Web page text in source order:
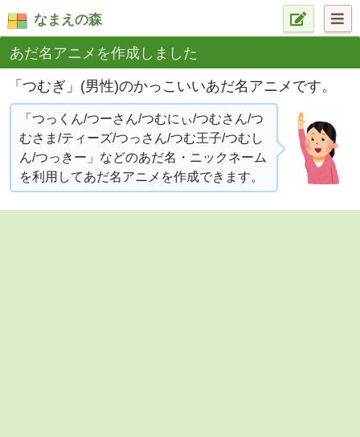
なまえの森
あだ名アニメを作成しました
「つむぎ」(男性)のかっこいいあだ名アニメです。
「つっくん/つーさん/つむにぃ/つむさん/つ
むさま/ティーズ/つっさん/つむ王子/つむし
ん/つっきー」などのあだ名・ニックネーム
を利用してあだ名アニメを作成できます。